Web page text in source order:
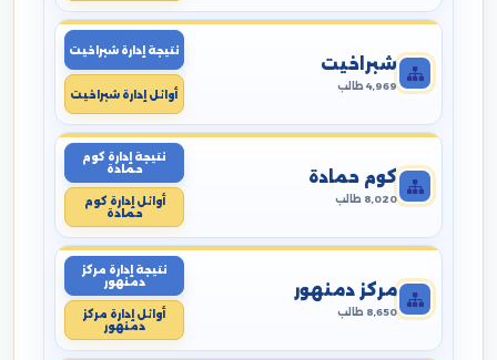
شبراخيت
4,969 طالب
نتيجة إدارة شبراخيت
أوائل إدارة شبراخيت
كوم حمادة
8,020 طالب
نتيجة إدارة كوم
حمادة
أوائل إدارة كوم
حمادة
مركز دمنهور
8,650 طالب
نتيجة إدارة مركز
دمنهور
أوائل إدارة مركز
دمنهور